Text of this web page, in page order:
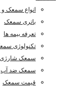
انواع سمعک
باتری سمعک
تعرفه بیمه ها
تکنولوژی
سمعک شارژی
سمعک ضد آب
قیمت سمعک